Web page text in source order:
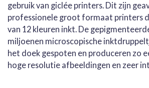
gebruik van giclée printers. Dit zijn
professionele groot formaat printers
van 12 kleuren inkt. De
miljoenen microscopische
het doek gespoten en produceren zo
hoge resolutie afbeeldingen en zeer